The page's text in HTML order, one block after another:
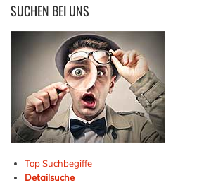
SUCHEN BEI UNS
Top Suchbegiffe
Detailsuche